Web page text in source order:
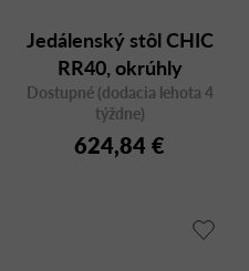
Jedálenský stôl CHIC
RR40, okrúhly
Dostupné (dodacia lehota 4
týždne)
624,84 €